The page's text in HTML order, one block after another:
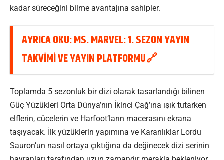
kadar süreceğini bilme avantajına sahipler.
AYRICA OKU:MS. MARVEL: 1. SEZON YAYIN
TAKVIMI VE YAYIN PLATFORMU
Toplamda 5 sezonluk bir dizi olarak tasarlandığı bilinen
Güç Yüzükleri Orta Dünya’nın İkinci Çağ’ına ışık tutarken
elflerin, cücelerin ve Harfoot’ların macerasını ekrana
taşıyacak. İlk yüzüklerin yapımına ve Karanlıklar Lordu
Sauron’un nasıl ortaya çıktığına da değinecek dizi serinin